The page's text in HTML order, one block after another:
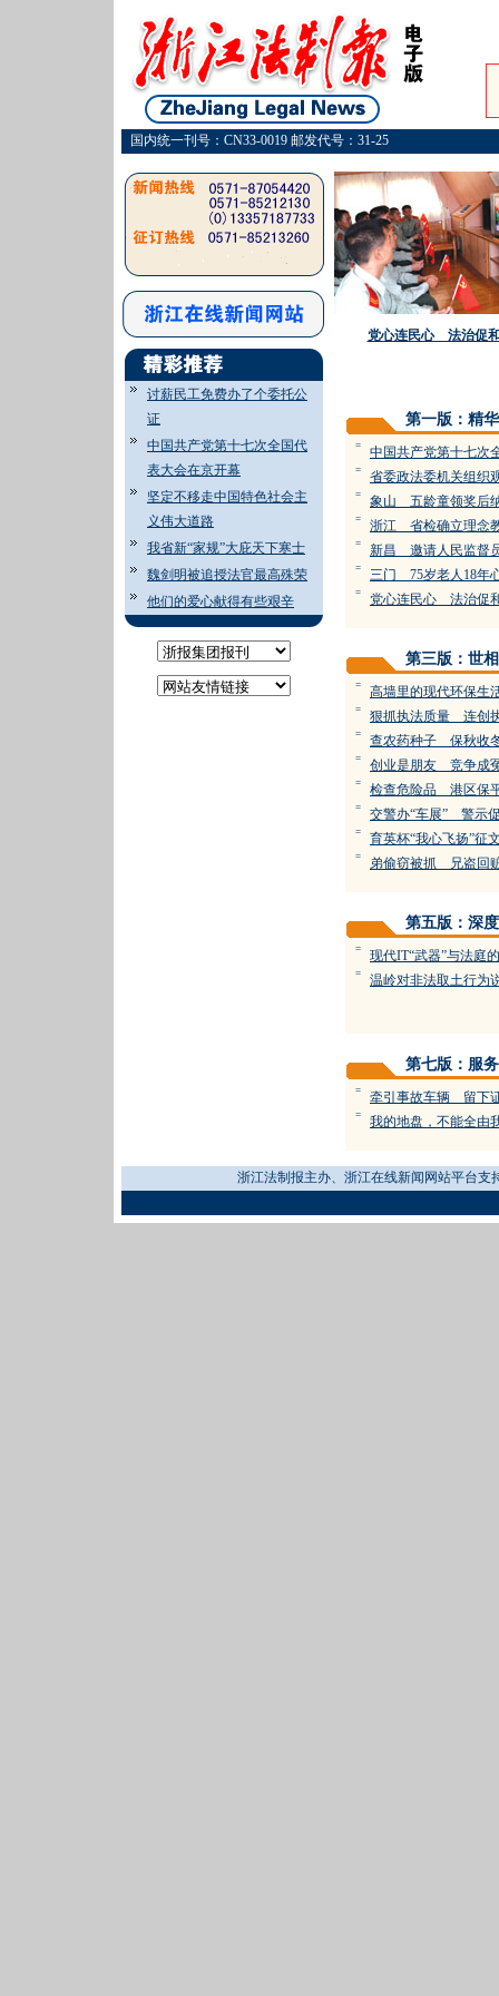
国内统一刊号：CN33-0019 邮发代号：31-25
讨薪民工免费办了个委托公
证
中国共产党第十七次全国代
表大会在京开幕
坚定不移走中国特色社会主
义伟大道路
我省新“家规”大庇天下寒士
魏剑明被追授法官最高殊荣
他们的爱心献得有些艰辛
党心连民心 法治促
第一版：精
= 中国共产党第十七次
= 省委政法委机关组织
= 象山 五龄童领奖后
= 浙江 省检确立理念
= 新昌 邀请人民监督
= 三门 75岁老人18年
= 党心连民心 法治促
第三版：世相
= 高墙里的现代环保生
= 狠抓执法质量 连创
= 查农药种子 保秋收
= 创业是朋友 竞争成
= 检查危险品 港区保
= 交警办“车展” 警示
= 育英杯“我心飞扬”征
= 弟偷窃被抓 兄盗回
第五版：深度
= 现代IT“武器”与法庭
= 温岭对非法取土行为
第七版：服务
= 牵引事故车辆 留下
= 我的地盘，不能全由
浙江法制报主办、浙江在线新闻网站平台